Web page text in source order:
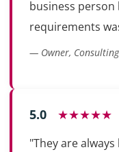
business
requirements
— Owner,
5.0 ★★★★★
"They are